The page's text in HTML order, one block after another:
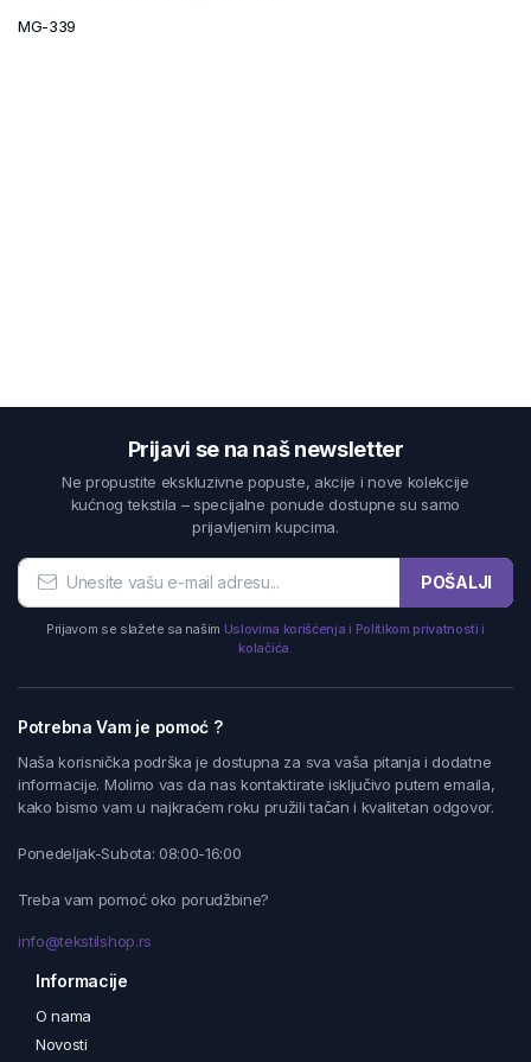
MG-339
Prijavi se na naš newsletter
Ne propustite ekskluzivne popuste, akcije i nove kolekcije
kućnog tekstila – specijalne ponude dostupne su samo
prijavljenim kupcima.
POŠALJI
Prijavom se slažete sa našim Uslovima korišćenja i Politikom privatnosti i
kolačića.
Potrebna Vam je pomoć ?
Naša korisnička podrška je dostupna za sva vaša pitanja i dodatne
informacije. Molimo vas da nas kontaktirate isključivo putem emaila,
kako bismo vam u najkraćem roku pružili tačan i kvalitetan odgovor.
Ponedeljak-Subota: 08:00-16:00
Treba vam pomoć oko porudžbine?
info@tekstilshop.rs
Informacije
O nama
Novosti